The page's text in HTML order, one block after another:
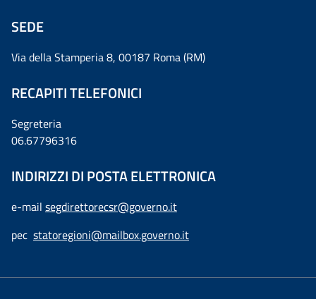
SEDE
Via della Stamperia 8, 00187 Roma (RM)
RECAPITI TELEFONICI
Segreteria
06.67796316
INDIRIZZI DI POSTA ELETTRONICA
e-mail segdirettorecsr@governo.it
pec statoregioni@mailbox.governo.it